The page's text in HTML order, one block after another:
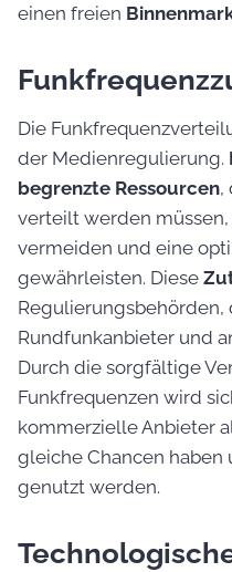
einen freien
Die
der Medienregulierung.
begrenzte Ressourcen,
verteilt werden
vermeiden und eine
gewährleisten. Diese
Regulierungsbehörden,
Rundfunkanbieter und
Durch die sorgfältige
Funkfrequenzen wird
kommerzielle Anbieter
gleiche Chancen haben
genutzt werden.